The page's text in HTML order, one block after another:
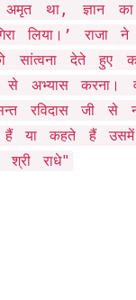
था, ज्ञान
लिया।’ राजा ने
सांत्वना देते हुए
से अभ्यास करना।
जी से
हैं या कहते हैं
राधे"